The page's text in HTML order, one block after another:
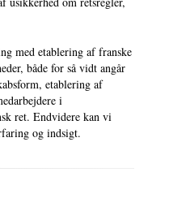
med etablering af franske
både for så vidt angår
etablering af
i
ret. Endvidere kan vi
og indsigt.